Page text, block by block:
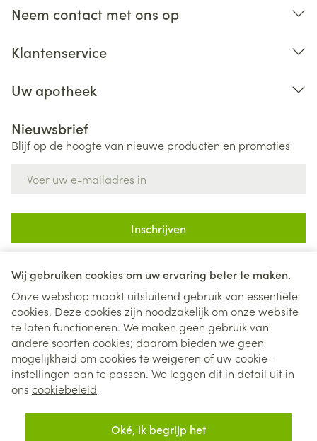
Wij gebruiken cookies om uw ervaring beter te maken.
Onze webshop maakt uitsluitend gebruik van essentiële
cookies. Deze cookies zijn noodzakelijk om onze website
te laten functioneren. We maken geen gebruik van
andere soorten cookies; daarom bieden we geen
mogelijkheid om cookies te weigeren of uw cookie-
instellingen aan te passen. We leggen dit in detail uit in
ons cookiebeleid
Oké, ik begrijp het
Neem contact met ons op
Klantenservice
Uw apotheek
Nieuwsbrief
Blijf op de hoogte van nieuwe producten en promoties
Inschrijven
nieuwsbrief en gaat u akkoord met onzeprivacy policy.
Juridische links